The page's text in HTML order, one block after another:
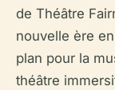
de Théâtre
nouvelle ère
plan pour la
théâtre